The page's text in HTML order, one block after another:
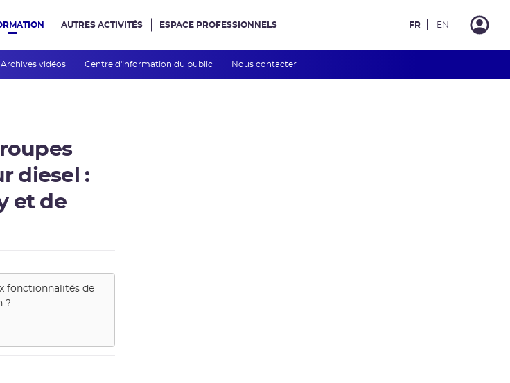
Archives vidéos Centre d'information du public Nous contacter
AUTRES ACTIVITÉS ESPACE PROFESSIONNELS FR EN
diesel :
et de
fonctionnalités de
?